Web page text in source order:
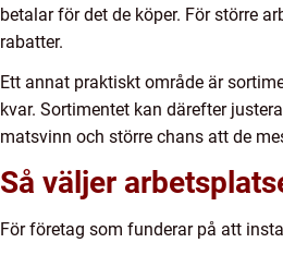
betalar för det de köper. För större
rabatter.
Ett annat praktiskt område är
kvar. Sortimentet kan därefter
matsvinn och större chans att de
Så väljer
För företag som funderar på att